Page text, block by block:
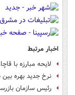
اخبار مرتبط
لایحه مبارزه با
نرخ جدید بهره بین
رئیس سازمان